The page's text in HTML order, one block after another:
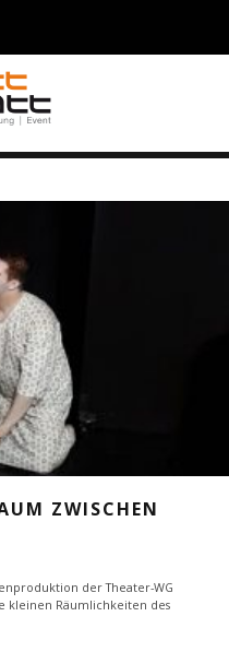
ZWISCHEN
der Theater-WG
kleinen Räumlichkeiten des